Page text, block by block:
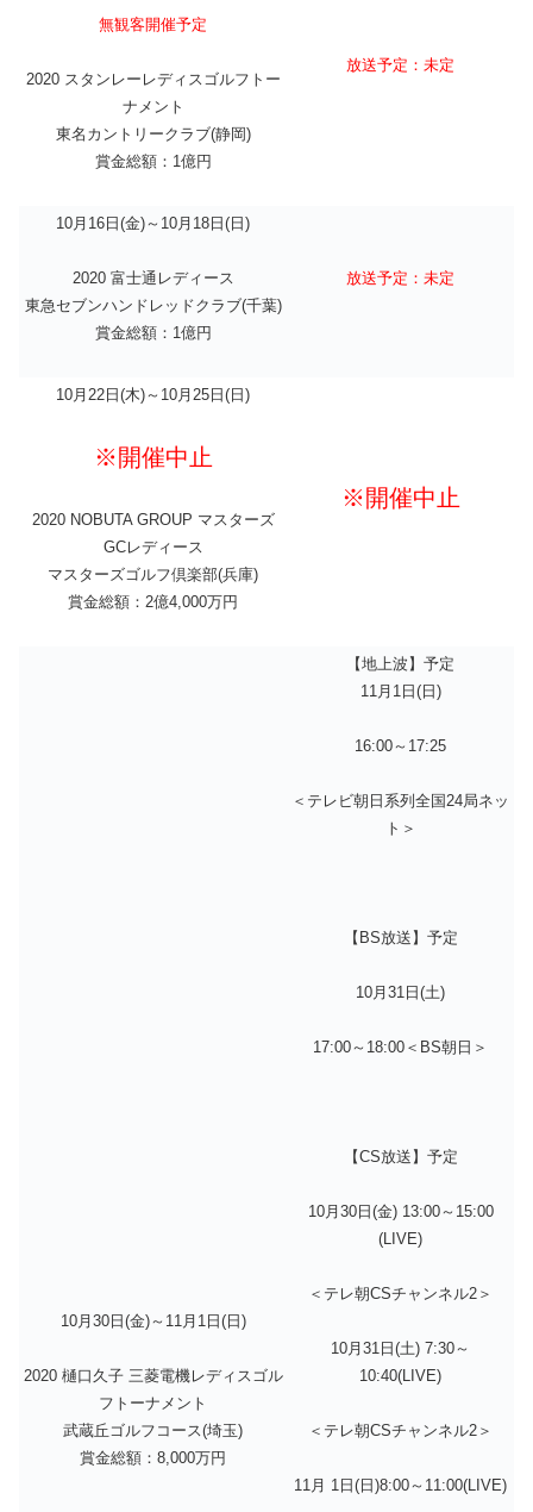
無観客開催予定
2020 スタンレーレディスゴルフトー
ナメント
東名カントリークラブ(静岡)
賞金総額：1億円
放送予定：未定
10月16日(金)～10月18日(日)
2020 富士通レディース
東急セブンハンドレッドクラブ(千葉)
賞金総額：1億円
放送予定：未定
10月22日(木)～10月25日(日)
※開催中止
2020 NOBUTA GROUP マスターズ
GCレディース
マスターズゴルフ倶楽部(兵庫)
賞金総額：2億4,000万円
※開催中止
10月30日(金)～11月1日(日)
2020 樋口久子 三菱電機レディスゴル
フトーナメント
武蔵丘ゴルフコース(埼玉)
賞金総額：8,000万円
【地上波】予定
11月1日(日)
16:00～17:25
＜テレビ朝日系列全国24局ネッ
ト＞
【BS放送】予定
10月31日(土)
17:00～18:00＜BS朝日＞
【CS放送】予定
10月30日(金) 13:00～15:00
(LIVE)
＜テレ朝CSチャンネル2＞
10月31日(土) 7:30～
10:40(LIVE)
＜テレ朝CSチャンネル2＞
11月 1日(日)8:00～11:00(LIVE)